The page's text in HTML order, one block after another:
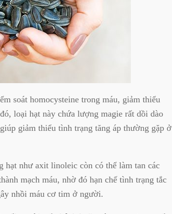
soát homocysteine trong máu, giảm thiểu
loại hạt này chứa lượng magie rất dồi dào
giảm thiểu tình trạng tăng áp thường gặp ở
hạt như axit linoleic còn có thể làm tan các
mạch máu, nhờ đó hạn chế tình trạng tắc
nhồi máu cơ tim ở người.